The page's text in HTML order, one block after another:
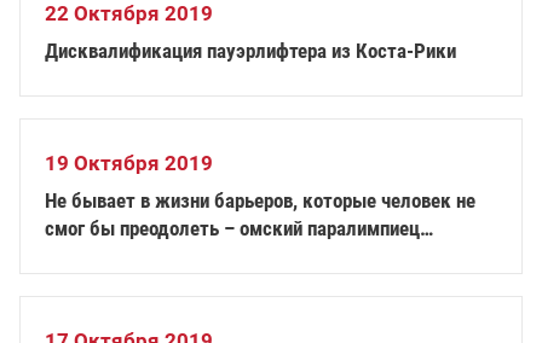
22 Октября 2019
Дисквалификация пауэрлифтера из Коста-Рики
19 Октября 2019
Не бывает в жизни барьеров, которые человек не
смог бы преодолеть – омский паралимпиец